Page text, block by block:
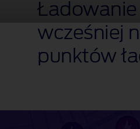
wcześniej
punktów